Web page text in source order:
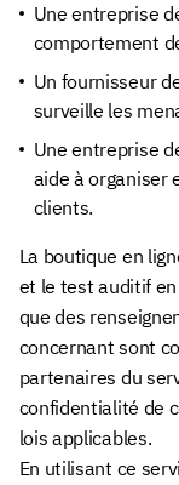
Une entreprise
comportement
Un fournisseur
surveille les
Une entreprise
aide à organiser
clients.
La boutique en
et le test auditif
que des
concernant sont
partenaires du
confidentialité de
lois applicables.
En utilisant ce